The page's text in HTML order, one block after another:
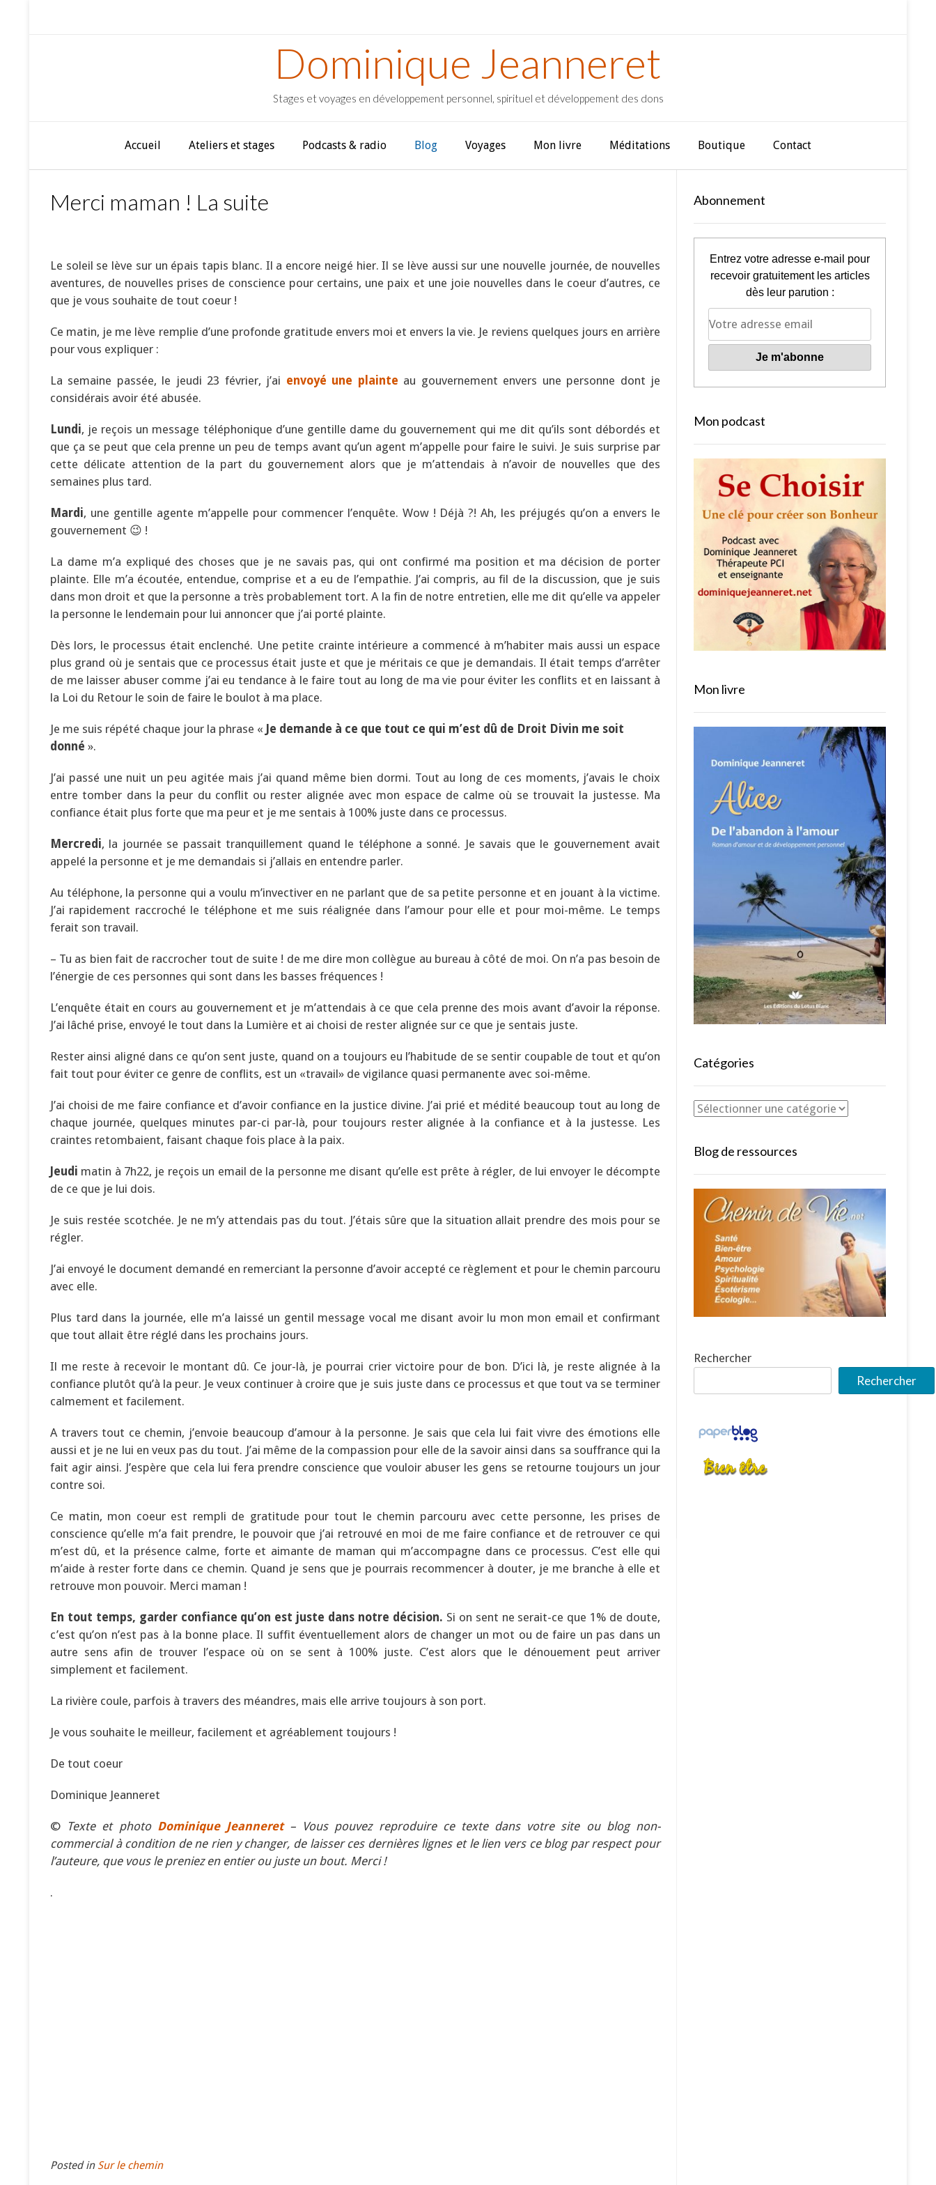
Dominique Jeanneret
Stages et voyages en développement personnel, spirituel et développement des dons
Accueil Ateliers et stages Podcasts & radio Blog Voyages Mon livre Méditations Boutique Contact
Merci maman ! La suite
Le soleil se lève sur un épais tapis blanc. Il a encore neigé hier. Il se lève aussi sur une nouvelle journée, de nouvelles
aventures, de nouvelles prises de conscience pour certains, une paix et une joie nouvelles dans le coeur d’autres, ce
que je vous souhaite de tout coeur !
Ce matin, je me lève remplie d’une profonde gratitude envers moi et envers la vie. Je reviens quelques jours en arrière
pour vous expliquer :
La semaine passée, le jeudi 23 février, j’ai envoyé une plainte au gouvernement envers une personne dont je
considérais avoir été abusée.
Lundi, je reçois un message téléphonique d’une gentille dame du gouvernement qui me dit qu’ils sont débordés et
que ça se peut que cela prenne un peu de temps avant qu’un agent m’appelle pour faire le suivi. Je suis surprise par
cette délicate attention de la part du gouvernement alors que je m’attendais à n’avoir de nouvelles que des
semaines plus tard.
Mardi, une gentille agente m’appelle pour commencer l’enquête. Wow ! Déjà ?! Ah, les préjugés qu’on a envers le
gouvernement 😉 !
La dame m’a expliqué des choses que je ne savais pas, qui ont confirmé ma position et ma décision de porter
plainte. Elle m’a écoutée, entendue, comprise et a eu de l’empathie. J’ai compris, au fil de la discussion, que je suis
dans mon droit et que la personne a très probablement tort. A la fin de notre entretien, elle me dit qu’elle va appeler
la personne le lendemain pour lui annoncer que j’ai porté plainte.
Dès lors, le processus était enclenché. Une petite crainte intérieure a commencé à m’habiter mais aussi un espace
plus grand où je sentais que ce processus était juste et que je méritais ce que je demandais. Il était temps d’arrêter
de me laisser abuser comme j’ai eu tendance à le faire tout au long de ma vie pour éviter les conflits et en laissant à
la Loi du Retour le soin de faire le boulot à ma place.
Je me suis répété chaque jour la phrase « Je demande à ce que tout ce qui m’est dû de Droit Divin me soit
donné ».
J’ai passé une nuit un peu agitée mais j’ai quand même bien dormi. Tout au long de ces moments, j’avais le choix
entre tomber dans la peur du conflit ou rester alignée avec mon espace de calme où se trouvait la justesse. Ma
confiance était plus forte que ma peur et je me sentais à 100% juste dans ce processus.
Mercredi, la journée se passait tranquillement quand le téléphone a sonné. Je savais que le gouvernement avait
appelé la personne et je me demandais si j’allais en entendre parler.
Au téléphone, la personne qui a voulu m’invectiver en ne parlant que de sa petite personne et en jouant à la victime.
J’ai rapidement raccroché le téléphone et me suis réalignée dans l’amour pour elle et pour moi-même. Le temps
ferait son travail.
– Tu as bien fait de raccrocher tout de suite ! de me dire mon collègue au bureau à côté de moi. On n’a pas besoin de
l’énergie de ces personnes qui sont dans les basses fréquences !
L’enquête était en cours au gouvernement et je m’attendais à ce que cela prenne des mois avant d’avoir la réponse.
J’ai lâché prise, envoyé le tout dans la Lumière et ai choisi de rester alignée sur ce que je sentais juste.
Rester ainsi aligné dans ce qu’on sent juste, quand on a toujours eu l’habitude de se sentir coupable de tout et qu’on
fait tout pour éviter ce genre de conflits, est un «travail» de vigilance quasi permanente avec soi-même.
J’ai choisi de me faire confiance et d’avoir confiance en la justice divine. J’ai prié et médité beaucoup tout au long de
chaque journée, quelques minutes par-ci par-là, pour toujours rester alignée à la confiance et à la justesse. Les
craintes retombaient, faisant chaque fois place à la paix.
Jeudi matin à 7h22, je reçois un email de la personne me disant qu’elle est prête à régler, de lui envoyer le décompte
de ce que je lui dois.
Je suis restée scotchée. Je ne m’y attendais pas du tout. J’étais sûre que la situation allait prendre des mois pour se
régler.
J’ai envoyé le document demandé en remerciant la personne d’avoir accepté ce règlement et pour le chemin parcouru
avec elle.
Plus tard dans la journée, elle m’a laissé un gentil message vocal me disant avoir lu mon mon email et confirmant
que tout allait être réglé dans les prochains jours.
Il me reste à recevoir le montant dû. Ce jour-là, je pourrai crier victoire pour de bon. D’ici là, je reste alignée à la
confiance plutôt qu’à la peur. Je veux continuer à croire que je suis juste dans ce processus et que tout va se terminer
calmement et facilement.
A travers tout ce chemin, j’envoie beaucoup d’amour à la personne. Je sais que cela lui fait vivre des émotions elle
aussi et je ne lui en veux pas du tout. J’ai même de la compassion pour elle de la savoir ainsi dans sa souffrance qui la
fait agir ainsi. J’espère que cela lui fera prendre conscience que vouloir abuser les gens se retourne toujours un jour
contre soi.
Ce matin, mon coeur est rempli de gratitude pour tout le chemin parcouru avec cette personne, les prises de
conscience qu’elle m’a fait prendre, le pouvoir que j’ai retrouvé en moi de me faire confiance et de retrouver ce qui
m’est dû, et la présence calme, forte et aimante de maman qui m’accompagne dans ce processus. C’est elle qui
m’aide à rester forte dans ce chemin. Quand je sens que je pourrais recommencer à douter, je me branche à elle et
retrouve mon pouvoir. Merci maman !
En tout temps, garder confiance qu’on est juste dans notre décision. Si on sent ne serait-ce que 1% de doute,
c’est qu’on n’est pas à la bonne place. Il suffit éventuellement alors de changer un mot ou de faire un pas dans un
autre sens afin de trouver l’espace où on se sent à 100% juste. C’est alors que le dénouement peut arriver
simplement et facilement.
La rivière coule, parfois à travers des méandres, mais elle arrive toujours à son port.
Je vous souhaite le meilleur, facilement et agréablement toujours !
De tout coeur
Dominique Jeanneret
© Texte et photo Dominique Jeanneret– Vous pouvez reproduire ce texte dans votre site ou blog non-
commercial à condition de ne rien y changer, de laisser ces dernières lignes et le lien vers ce blog par respect pour
l’auteure, que vous le preniez en entier ou juste un bout. Merci !
.
Posted in Sur le chemin
Abonnement
Entrez votre adresse e-mail pour
recevoir gratuitement les articles
dès leur parution :
Mon podcast
Mon livre
Catégories
Blog de ressources
Rechercher
Rechercher